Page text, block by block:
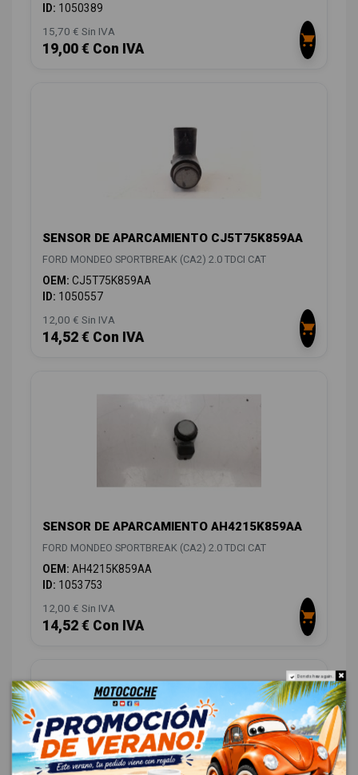
ID: 1050389
15,70 € Sin IVA
19,00 € Con IVA
SENSOR DE APARCAMIENTO CJ5T75K859AA
FORD MONDEO SPORTBREAK (CA2) 2.0 TDCI CAT
OEM: CJ5T75K859AA
ID: 1050557
12,00 € Sin IVA
14,52 € Con IVA
SENSOR DE APARCAMIENTO AH4215K859AA
FORD MONDEO SPORTBREAK (CA2) 2.0 TDCI CAT
OEM: AH4215K859AA
ID: 1053753
12,00 € Sin IVA
14,52 € Con IVA
Do not show again.